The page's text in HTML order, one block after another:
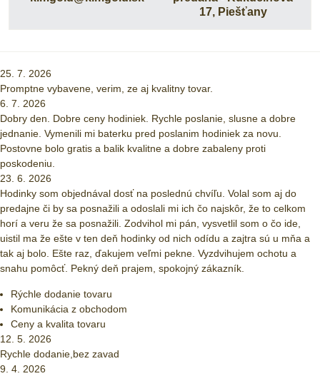
17, Piešťany
25. 7. 2026
Promptne vybavene, verim, ze aj kvalitny tovar.
6. 7. 2026
Dobry den. Dobre ceny hodiniek. Rychle poslanie, slusne a dobre
jednanie. Vymenili mi baterku pred poslanim hodiniek za novu.
Postovne bolo gratis a balik kvalitne a dobre zabaleny proti
poskodeniu.
23. 6. 2026
Hodinky som objednával dosť na poslednú chvíľu. Volal som aj do
predajne či by sa posnažili a odoslali mi ich čo najskôr, že to celkom
horí a veru že sa posnažili. Zodvihol mi pán, vysvetlil som o čo ide,
uistil ma že ešte v ten deň hodinky od nich odídu a zajtra sú u mňa a
tak aj bolo. Ešte raz, ďakujem veľmi pekne. Vyzdvihujem ochotu a
snahu pomôcť. Pekný deň prajem, spokojný zákazník.
Rýchle dodanie tovaru
Komunikácia z obchodom
Ceny a kvalita tovaru
12. 5. 2026
Rychle dodanie,bez zavad
9. 4. 2026